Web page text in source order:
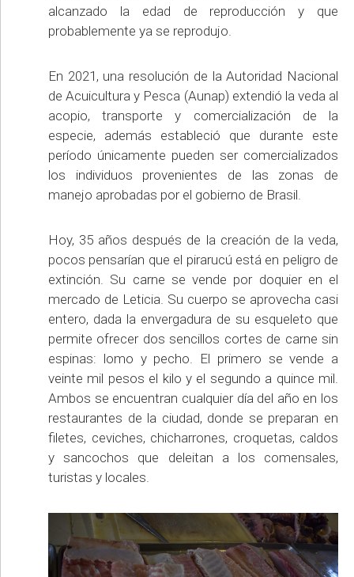
alcanzado la edad de reproducción y que
probablemente ya se reprodujo.
En 2021, una resolución de la Autoridad Nacional
de Acuicultura y Pesca (Aunap) extendió la veda al
acopio, transporte y comercialización de la
especie, además estableció que durante este
período únicamente pueden ser comercializados
los individuos provenientes de las zonas de
manejo aprobadas por el gobierno de Brasil.
Hoy, 35 años después de la creación de la veda,
pocos pensarían que el pirarucú está en peligro de
extinción. Su carne se vende por doquier en el
mercado de Leticia. Su cuerpo se aprovecha casi
entero, dada la envergadura de su esqueleto que
permite ofrecer dos sencillos cortes de carne sin
espinas: lomo y pecho. El primero se vende a
veinte mil pesos el kilo y el segundo a quince mil.
Ambos se encuentran cualquier día del año en los
restaurantes de la ciudad, donde se preparan en
filetes, ceviches, chicharrones, croquetas, caldos
y sancochos que deleitan a los comensales,
turistas y locales.